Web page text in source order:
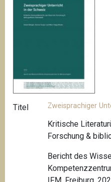
Titel Zweisprachiger
Kritische
Forschung &
Bericht des